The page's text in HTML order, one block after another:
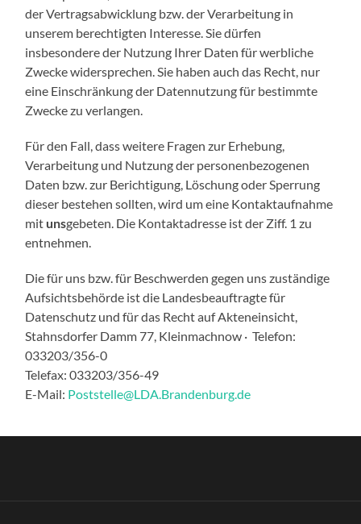
der Vertragsabwicklung bzw. der Verarbeitung in
unserem berechtigten Interesse. Sie dürfen
insbesondere der Nutzung Ihrer Daten für werbliche
Zwecke widersprechen. Sie haben auch das Recht, nur
eine Einschränkung der Datennutzung für bestimmte
Zwecke zu verlangen.
Für den Fall, dass weitere Fragen zur Erhebung,
Verarbeitung und Nutzung der personenbezogenen
Daten bzw. zur Berichtigung, Löschung oder Sperrung
dieser bestehen sollten, wird um eine Kontaktaufnahme
mit unsgebeten. Die Kontaktadresse ist der Ziff. 1 zu
entnehmen.
Die für uns bzw. für Beschwerden gegen uns zuständige
Aufsichtsbehörde ist die Landesbeauftragte für
Datenschutz und für das Recht auf Akteneinsicht,
Stahnsdorfer Damm 77, Kleinmachnow · Telefon:
033203/356-0
Telefax: 033203/356-49
E-Mail: Poststelle@LDA.Brandenburg.de